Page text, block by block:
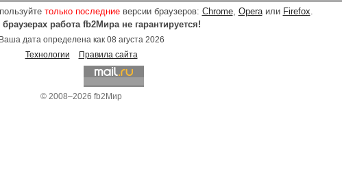
только последниеверсии браузеров: Chrome, Operaили Firefox.
браузерах работа fb2Мира не гарантируется!
Ваша дата определена как 08 агуста 2026
Технологии
Правила сайта
© 2008–2026 fb2Мир